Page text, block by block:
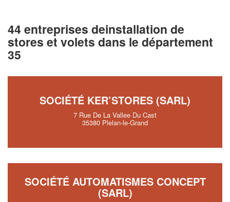
44 entreprises deinstallation de
stores et volets dans le département
35
SOCIÉTÉ KER’STORES (SARL)
7 Rue De La Vallee Du Cast
35380 Plelan-le-Grand
SOCIÉTÉ AUTOMATISMES CONCEPT
(SARL)